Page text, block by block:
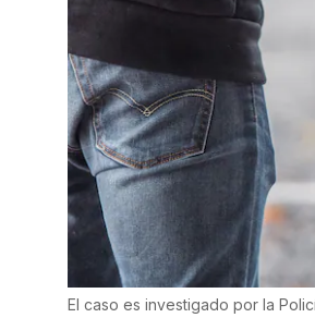
El caso es investigado por la